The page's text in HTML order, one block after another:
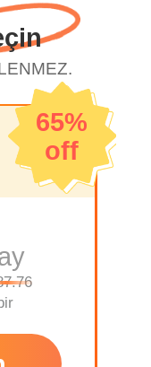
65%
off